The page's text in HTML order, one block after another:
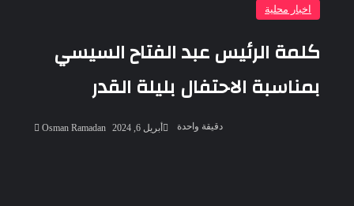
اخبار محلية
كلمة الرئيس عبد الفتاح السيسي
بمناسبة الاحتفال بليلة القدر
Osman Ramadan أبريل 6, 2024 دقيقة واحدة